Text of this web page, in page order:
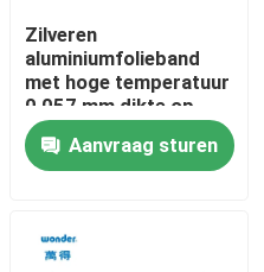
Zilveren
aluminiumfolieband
met hoge temperatuur
0,057 mm dikte op
water gebaseerde lijm
Aanvraag sturen